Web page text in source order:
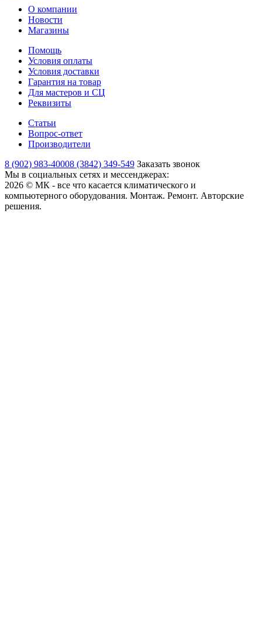
О компании
Новости
Магазины
Помощь
Условия оплаты
Условия доставки
Гарантия на товар
Для мастеров и СЦ
Реквизиты
Статьи
Вопрос-ответ
Производители
8 (902) 983-40008 (3842) 349-549 Заказать звонок
Мы в социальных сетях и мессенджерах:
2026 © МК - все что касается климатического и
компьютерного оборудования. Монтаж. Ремонт. Авторские
решения.